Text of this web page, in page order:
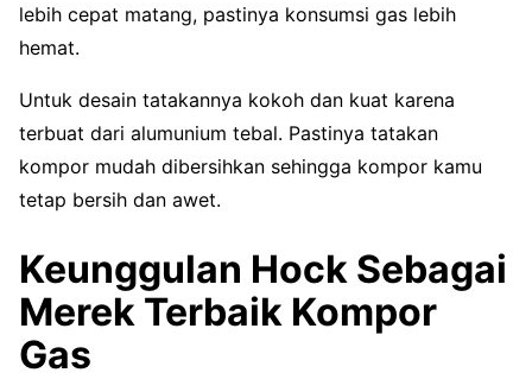
lebih cepat matang, pastinya konsumsi gas lebih
hemat.
Untuk desain tatakannya kokoh dan kuat karena
terbuat dari alumunium tebal. Pastinya tatakan
kompor mudah dibersihkan sehingga kompor kamu
tetap bersih dan awet.
Keunggulan Hock Sebagai
Merek Terbaik Kompor
Gas